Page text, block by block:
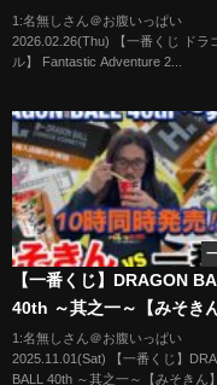
ビュー!! フィギュアは A賞
ストワンだけ...どうします
【DRAGONBALL】
1:名無しさん＠お腹いっぱい
2026.02.26(Thu) 【一番くじ ドラ
ル】 Fantastic Adventure 2...
【一番くじ】DRAGON
40th ～其之一～【みそき
同時発売の争奪戦⁈
1:名無しさん＠お腹いっぱい
2025.11.01(Sat) 【一番くじ】
BALL 40th ～其之一～【みそきん